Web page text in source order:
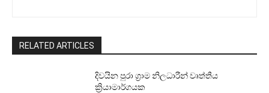
RELATED ARTICLES
දිවයින පුරා ග්‍රාම නිලධාරීන් වෘත්තීය
ක්‍රියාමාර්ගයක